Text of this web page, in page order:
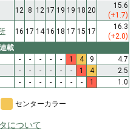
12 8 12 17 19 19 18 20
15.6
(+1.7)
16 17 14 16 18 17 15 17
16.3
(+2.0)
載
- - - - - 1 4 9
4.7
- - - - - - 1 4
2.5
- - - - - - - 1 1.0
センターカラー
について